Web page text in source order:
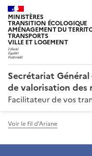
MINISTÈRES
TRANSITION ÉCOLOGIQUE
AMÉNAGEMENT DU
TRANSPORTS
VILLE ET LOGEMENT
Secrétariat
de valorisation des
Facilitateur de vos
Voir le fil d'Ariane